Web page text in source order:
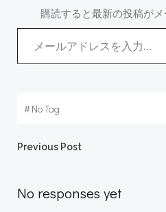
購読すると最新の投稿がメ
メールアドレスを入力...
#No Tag
Post
navigation
Previous Post
No responses yet